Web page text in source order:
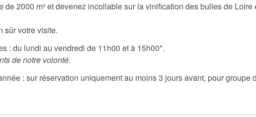
de 2000 m² et devenez incollable sur la vinification des bulles de
sûr votre visite.
: du lundi au vendredi de 11h00 et à 15h00*.
de notre volonté.
: sur réservation uniquement au moins 3 jours avant, pour groupe